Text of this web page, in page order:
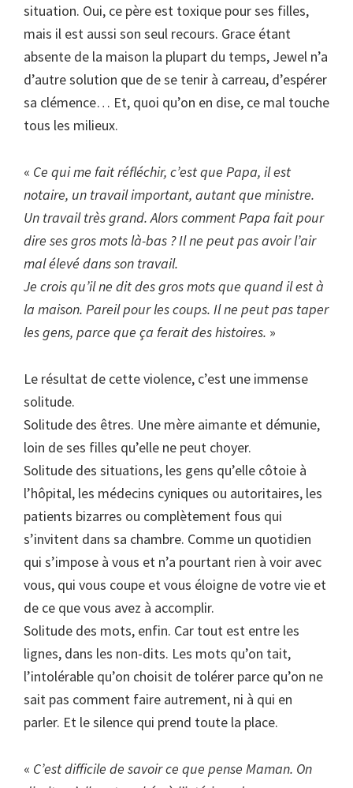
situation. Oui, ce père est toxique pour ses filles,
mais il est aussi son seul recours. Grace étant
absente de la maison la plupart du temps, Jewel n’a
d’autre solution que de se tenir à carreau, d’espérer
sa clémence… Et, quoi qu’on en dise, ce mal touche
tous les milieux.
« Ce qui me fait réfléchir, c’est que Papa, il est
notaire, un travail important, autant que ministre.
Un travail très grand. Alors comment Papa fait pour
dire ses gros mots là-bas ? Il ne peut pas avoir l’air
mal élevé dans son travail.
Je crois qu’il ne dit des gros mots que quand il est à
la maison. Pareil pour les coups. Il ne peut pas taper
les gens, parce que ça ferait des histoires. »
Le résultat de cette violence, c’est une immense
solitude.
Solitude des êtres. Une mère aimante et démunie,
loin de ses filles qu’elle ne peut choyer.
Solitude des situations, les gens qu’elle côtoie à
l’hôpital, les médecins cyniques ou autoritaires, les
patients bizarres ou complètement fous qui
s’invitent dans sa chambre. Comme un quotidien
qui s’impose à vous et n’a pourtant rien à voir avec
vous, qui vous coupe et vous éloigne de votre vie et
de ce que vous avez à accomplir.
Solitude des mots, enfin. Car tout est entre les
lignes, dans les non-dits. Les mots qu’on tait,
l’intolérable qu’on choisit de tolérer parce qu’on ne
sait pas comment faire autrement, ni à qui en
parler. Et le silence qui prend toute la place.
« C’est difficile de savoir ce que pense Maman. On